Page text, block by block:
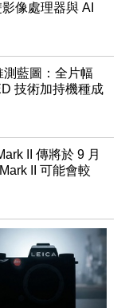
像處理器與 AI
藍圖：全片幅
技術加持機種成
II 傳將於 9 月
II 可能會較